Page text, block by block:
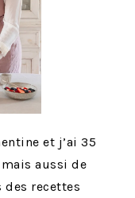
et j’ai 35
aussi de
des recettes